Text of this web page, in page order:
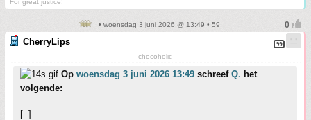
For great justice!
• woensdag 3 juni 2026 @ 13:49 • 59
CherryLips
chocoholic
Op woensdag 3 juni 2026 13:49 schreef Q. het
volgende:
[..]